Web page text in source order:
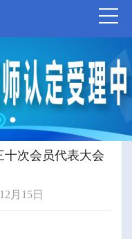
十次会员代表大会
月15日